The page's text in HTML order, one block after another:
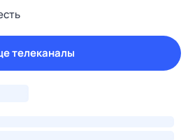
телеканалы